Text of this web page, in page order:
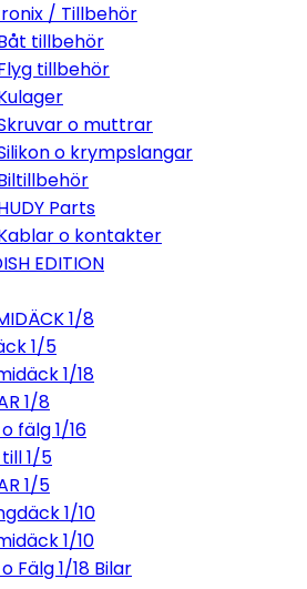
/ Tillbehör
tillbehör
tillbehör
o muttrar
o krympslangar
Parts
o kontakter
EDITION
1/8
1/5
1/18
1/8
fälg 1/16
1/5
1/5
1/10
1/10
Fälg 1/18 Bilar